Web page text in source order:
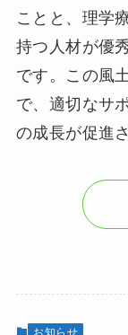
ことと、理学
持つ人材が優
です。この風
で、適切なサ
の成長が促進
お知らせ